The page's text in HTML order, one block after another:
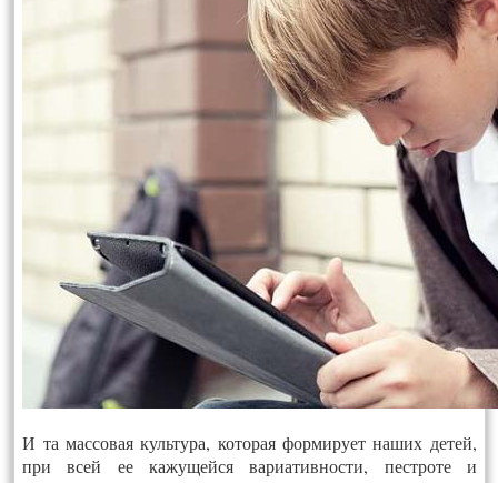
И та массовая культура, которая формирует наших детей,
при всей ее кажущейся вариативности, пестроте и